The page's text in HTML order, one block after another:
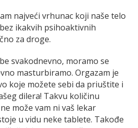
najveći vrhunac koji naše telo
ikakvih psihoaktivnih
za droge.
svakodnevno, moramo se
masturbiramo. Orgazam je
koje možete sebi da priuštite i
dilera! Takvu količinu
može vam ni vaš lekar
u vidu neke tablete. Takođe